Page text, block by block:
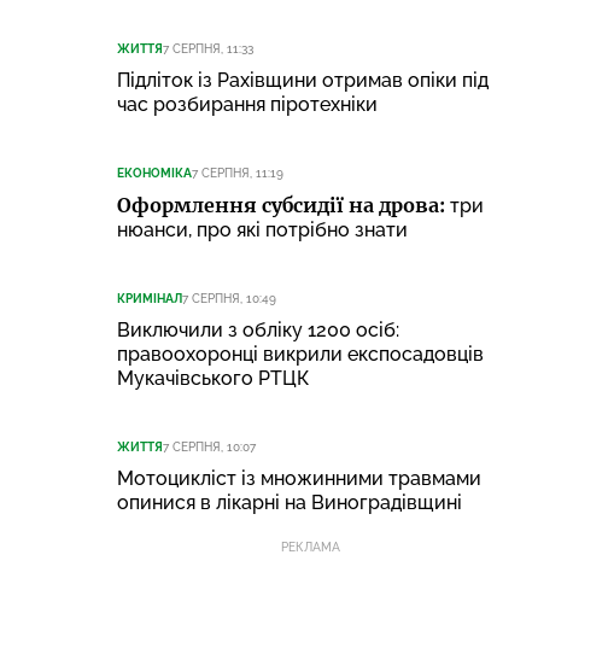
ЖИТТЯ7 СЕРПНЯ, 11:33
Підліток із Рахівщини отримав опіки під
час розбирання піротехніки
ЕКОНОМІКА7 СЕРПНЯ, 11:19
Оформлення субсидії на дрова: три
нюанси, про які потрібно знати
КРИМІНАЛ7 СЕРПНЯ, 10:49
Виключили з обліку 1200 осіб:
правоохоронці викрили експосадовців
Мукачівського РТЦК
ЖИТТЯ7 СЕРПНЯ, 10:07
Мотоцикліст із множинними травмами
опинися в лікарні на Виноградівщині
РЕКЛАМА